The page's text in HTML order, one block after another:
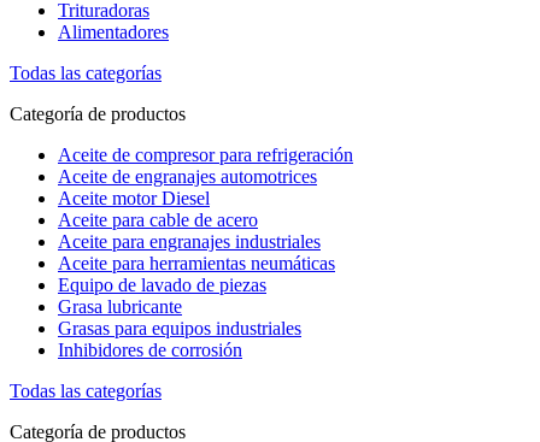
Trituradoras
Alimentadores
Todas las categorías
Categoría de productos
Aceite de compresor para refrigeración
Aceite de engranajes automotrices
Aceite motor Diesel
Aceite para cable de acero
Aceite para engranajes industriales
Aceite para herramientas neumáticas
Equipo de lavado de piezas
Grasa lubricante
Grasas para equipos industriales
Inhibidores de corrosión
Todas las categorías
Categoría de productos